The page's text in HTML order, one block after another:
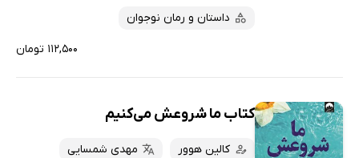
داستان و رمان نوجوان
۱۱۲,۵۰۰ تومان
کتاب ما شروعش می‌کنیم
کالین هوور
مهدی شمسایی